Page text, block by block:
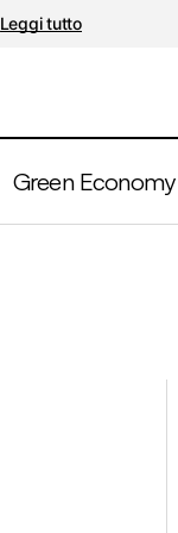
Leggi tutto
Green Economy